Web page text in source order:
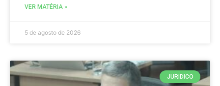
VER MATÉRIA »
5 de agosto de 2026
JURIDICO